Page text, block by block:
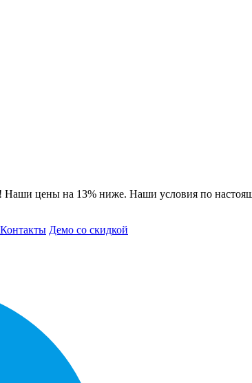
Наши цены на 13% ниже. Наши условия по
Контакты Демо со скидкой